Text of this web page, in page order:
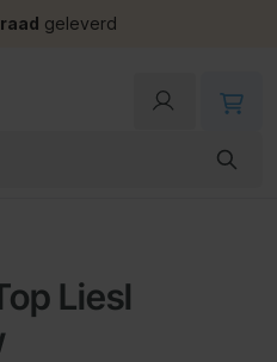
geleverd
Liesl